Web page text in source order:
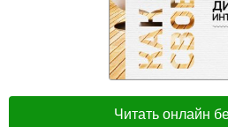
Читать онлайн